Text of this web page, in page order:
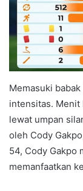
Memasuki
intensitas.
lewat umpan
oleh Cody
54, Cody Gakpo
memanfaatkan